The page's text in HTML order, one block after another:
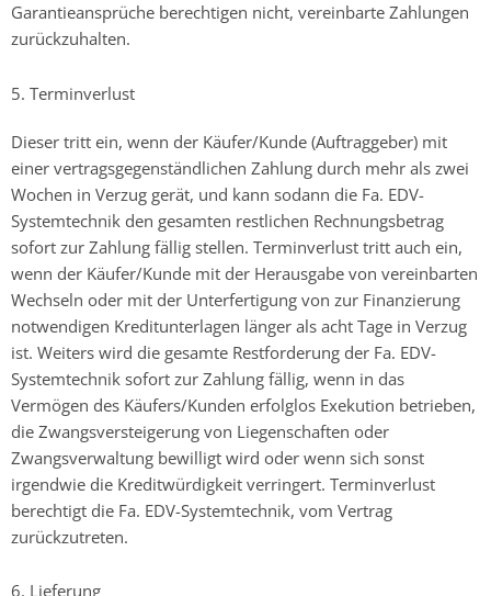
Garantieansprüche berechtigen nicht, vereinbarte Zahlungen
zurückzuhalten.
5. Terminverlust
Dieser tritt ein, wenn der Käufer/Kunde (Auftraggeber) mit
einer vertragsgegenständlichen Zahlung durch mehr als zwei
Wochen in Verzug gerät, und kann sodann die Fa. EDV-
Systemtechnik den gesamten restlichen Rechnungsbetrag
sofort zur Zahlung fällig stellen. Terminverlust tritt auch ein,
wenn der Käufer/Kunde mit der Herausgabe von vereinbarten
Wechseln oder mit der Unterfertigung von zur Finanzierung
notwendigen Kreditunterlagen länger als acht Tage in Verzug
ist. Weiters wird die gesamte Restforderung der Fa. EDV-
Systemtechnik sofort zur Zahlung fällig, wenn in das
Vermögen des Käufers/Kunden erfolglos Exekution betrieben,
die Zwangsversteigerung von Liegenschaften oder
Zwangsverwaltung bewilligt wird oder wenn sich sonst
irgendwie die Kreditwürdigkeit verringert. Terminverlust
berechtigt die Fa. EDV-Systemtechnik, vom Vertrag
zurückzutreten.
6. Lieferung